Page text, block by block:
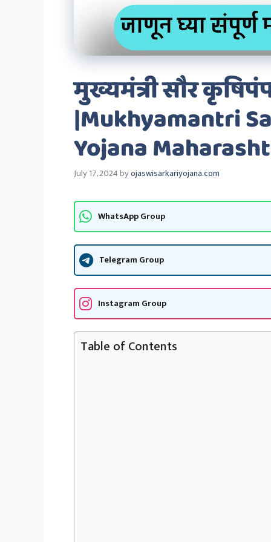
मुख्यमंत्री सौर
|Mukhyamantri
Yojana
July 17, 2024byojaswisarkariyojana.com
WhatsApp Group
Telegram Group
Instagram Group
Table of Contents